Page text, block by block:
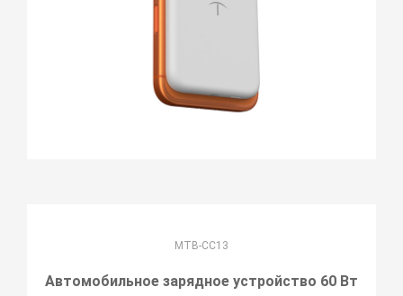
MTB-CC13
Автомобильное зарядное устройство 60 Вт